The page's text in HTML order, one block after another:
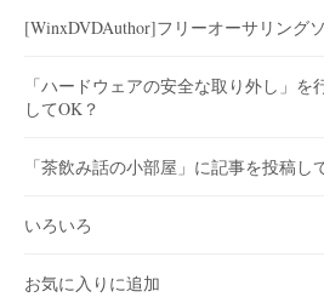
[WinxDVDAuthor]フリーオーサリング
「ハードウェアの安全な取り外し」
してOK？
「茶飲み話の小部屋」に記事を投稿し
いろいろ
お気に入りに追加